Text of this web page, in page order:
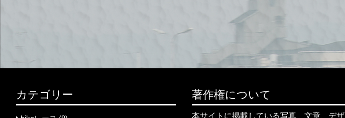
カテゴリー 著作権について
本サイトに掲載している写真、文章、デザ